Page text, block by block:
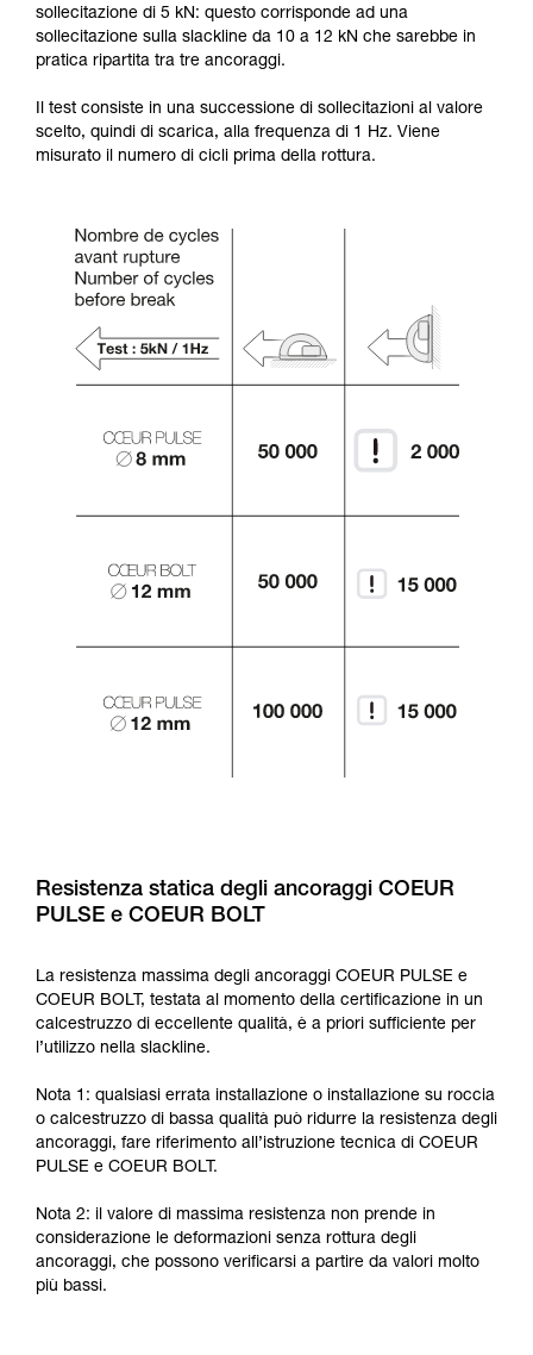
sollecitazione di 5 kN: questo corrisponde ad una
sollecitazione sulla slackline da 10 a 12 kN che sarebbe in
pratica ripartita tra tre ancoraggi.
Il test consiste in una successione di sollecitazioni al valore
scelto, quindi di scarica, alla frequenza di 1 Hz. Viene
misurato il numero di cicli prima della rottura.
Resistenza statica degli ancoraggi COEUR
PULSE e COEUR BOLT
La resistenza massima degli ancoraggi COEUR PULSE e
COEUR BOLT, testata al momento della certificazione in un
calcestruzzo di eccellente qualità, è a priori sufficiente per
l’utilizzo nella slackline.
Nota 1: qualsiasi errata installazione o installazione su roccia
o calcestruzzo di bassa qualità può ridurre la resistenza degli
ancoraggi, fare riferimento all’istruzione tecnica di COEUR
PULSE e COEUR BOLT.
Nota 2: il valore di massima resistenza non prende in
considerazione le deformazioni senza rottura degli
ancoraggi, che possono verificarsi a partire da valori molto
più bassi.